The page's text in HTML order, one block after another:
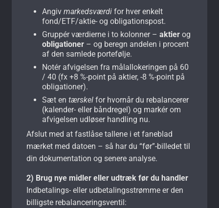
Angiv markedsværdi for hver enkelt
fond/ETF/aktie- og obligationspost.
Gruppér værdierne i to kolonner – aktier og
obligationer – og beregn andelen i procent
af den samlede portefølje.
Notér afvigelsen fra målallokeringen på 60
/ 40 (fx +8 %-point på aktier, -8 %-point på
obligationer).
Sæt en tærskel for hvornår du rebalancerer
(kalender- eller båndregel) og markér om
afvigelsen udløser handling nu.
Afslut med at fastlåse tallene i et faneblad
mærket med datoen – så har du “før”-billedet til
din dokumentation og senere analyse.
2) Brug nye midler eller udtræk før du handler
Indbetalings- eller udbetalingsstrømme er den
billigste rebalanceringsventil: